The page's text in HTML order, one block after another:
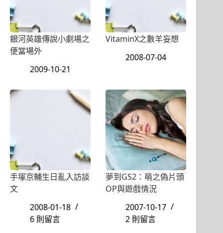
銀河英雄傳說小劇場之
便當場外
2009-10-21
VitaminX之數羊妄想
2008-07-04
手塚京輔生日亂入訪談
文
2008-01-18
6 則留言
夢到GS2：萌之偽片頭
OP與遊戲情況
2007-10-17
2 則留言